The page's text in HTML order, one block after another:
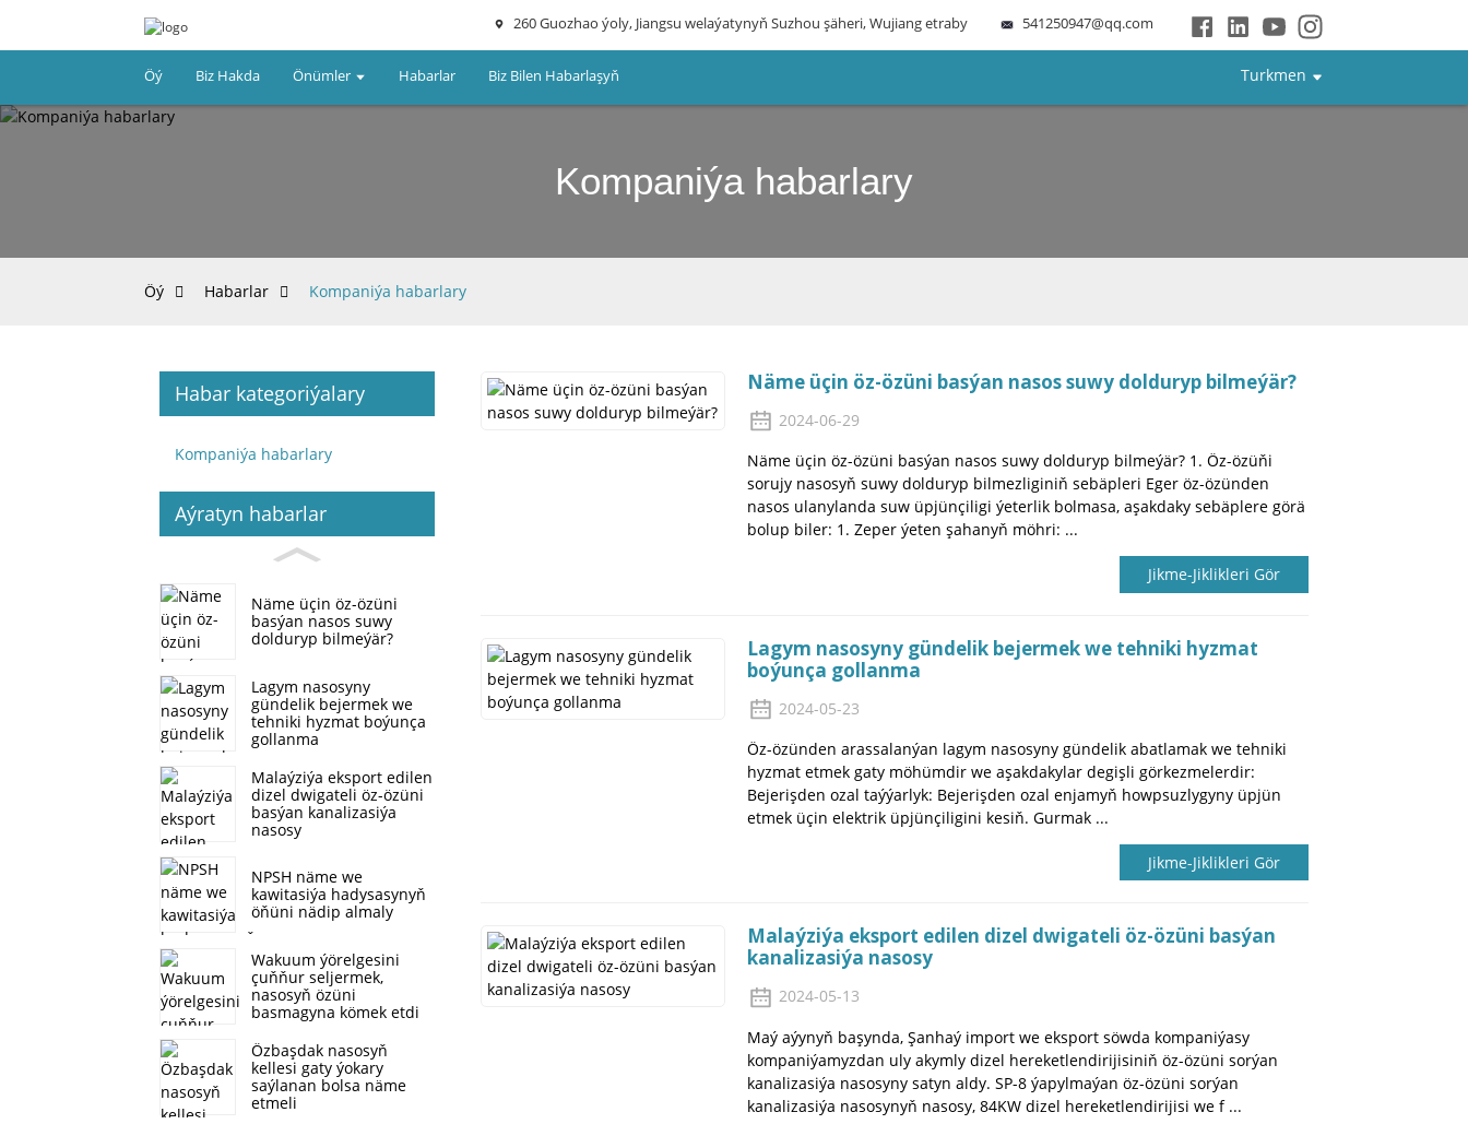
260 Guozhao ýoly, Jiangsu welaýatynyň Suzhou şäheri, Wujiang etraby 541250947@qq.com
Öý Biz Hakda Önümler Habarlar Biz Bilen Habarlaşyň Turkmen
Kompaniýa habarlary
Öý Habarlar Kompaniýa habarlary
Habar kategoriýalary
Kompaniýa habarlary
Aýratyn habarlar
Näme üçin öz-özüni
basýan nasos suwy
dolduryp bilmeýär?
Lagym nasosyny
gündelik bejermek we
tehniki hyzmat boýunça
gollanma
Malaýziýa eksport edilen
dizel dwigateli öz-özüni
basýan kanalizasiýa
nasosy
NPSH näme we
kawitasiýa hadysasynyň
öňüni nädip almaly
Wakuum ýörelgesini
çuňňur seljermek,
nasosyň özüni
basmagyna kömek etdi
Özbaşdak nasosyň
kellesi gaty ýokary
saýlanan bolsa näme
etmeli
Näme üçin öz-özüni basýan nasos suwy dolduryp bilmeýär?
2024-06-29
Näme üçin öz-özüni basýan nasos suwy dolduryp bilmeýär? 1. Öz-özüňi
sorujy nasosyň suwy dolduryp bilmezliginiň sebäpleri Eger öz-özünden
nasos ulanylanda suw üpjünçiligi ýeterlik bolmasa, aşakdaky sebäplere görä
bolup biler: 1. Zeper ýeten şahanyň möhri: ...
Jikme-Jiklikleri Gör
Lagym nasosyny gündelik bejermek we tehniki hyzmat
boýunça gollanma
2024-05-23
Öz-özünden arassalanýan lagym nasosyny gündelik abatlamak we tehniki
hyzmat etmek gaty möhümdir we aşakdakylar degişli görkezmelerdir:
Bejerişden ozal taýýarlyk: Bejerişden ozal enjamyň howpsuzlygyny üpjün
etmek üçin elektrik üpjünçiligini kesiň. Gurmak ...
Jikme-Jiklikleri Gör
Malaýziýa eksport edilen dizel dwigateli öz-özüni basýan
kanalizasiýa nasosy
2024-05-13
Maý aýynyň başynda, Şanhaý import we eksport söwda kompaniýasy
kompaniýamyzdan uly akymly dizel hereketlendirijisiniň öz-özüni sorýan
kanalizasiýa nasosyny satyn aldy. SP-8 ýapylmaýan öz-özüni sorýan
kanalizasiýa nasosynyň nasosy, 84KW dizel hereketlendirijisi we f ...